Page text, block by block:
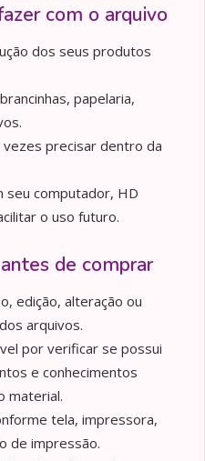
com o arquivo
dos seus produtos
papelaria,
precisar dentro da
seu computador, HD
o uso futuro.
de comprar
edição, alteração ou
arquivos.
por verificar se possui
e conhecimentos
material.
tela, impressora,
de impressão.